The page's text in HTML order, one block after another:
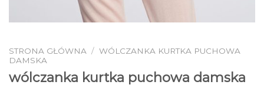
STRONA GŁÓWNA / WÓLCZANKA KURTKA PUCHOWA
DAMSKA
wólczanka kurtka puchowa damska